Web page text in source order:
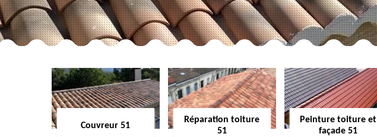
Couvreur 51
Réparation toiture
51
Peinture toiture et
façade 51